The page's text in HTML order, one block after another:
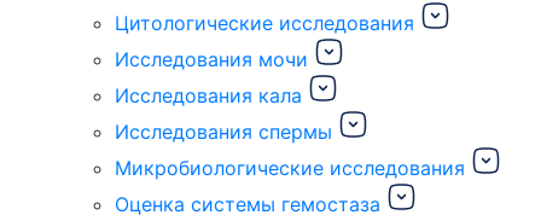
Цитологические исследования
Исследования мочи
Исследования кала
Исследования спермы
Микробиологические исследования
Оценка системы гемостаза